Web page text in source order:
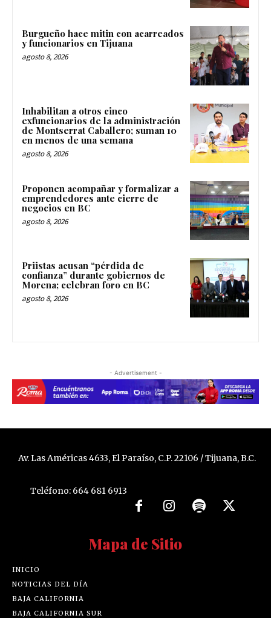
Burgueño hace mitin con acarreados
y funcionarios en Tijuana
agosto 8, 2026
Inhabilitan a otros cinco
exfuncionarios de la administración
de Montserrat Caballero; suman 10
en menos de una semana
agosto 8, 2026
Proponen acompañar y formalizar a
emprendedores ante cierre de
negocios en BC
agosto 8, 2026
Priistas acusan “pérdida de
confianza” durante gobiernos de
Morena; celebran foro en BC
agosto 8, 2026
- Advertisement -
Av. Las Américas 4633, El Paraíso, C.P. 22106 / Tijuana, B.C.
Teléfono: 664 681 6913
Mapa de Sitio
INICIO
NOTICIAS DEL DÍA
BAJA CALIFORNIA
BAJA CALIFORNIA SUR